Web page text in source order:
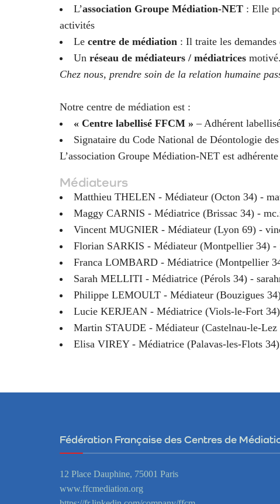
L’association Groupe Médiation-NET : Elle
activités
Le centre de médiation : Il traite les
Un réseau de médiateurs / médiatrices
Chez nous, prendre soin de la relation humaine
Notre centre de médiation est :
« Centre labellisé FFCM » – Adhérent
Signataire du Code National de Déontologie
L’association Groupe Médiation-NET est
Médiateurs
Matthieu THELEN - Médiateur (Octon 34) -
Maggy CARNIS - Médiatrice (Brissac 34) -
Vincent MUGNIER - Médiateur (Lyon 69) -
Florian SARKIS - Médiateur (Montpellier 34) -
Franca LOMBARD - Médiatrice (Montpellier
Sarah MELLITI - Médiatrice (Pérols 34) -
Philippe LEMOULT - Médiateur (Bouzigues
Lucie KERJEAN - Médiatrice (Viols-le-Fort
Martin STAUDE - Médiateur (Castelnau-le-Lez
Elisa VIREY - Médiatrice (Palavas-les-Flots
Fédération Française des Centres de
12 Place Dauphine, 75001 Paris
www.ffcmediation.org